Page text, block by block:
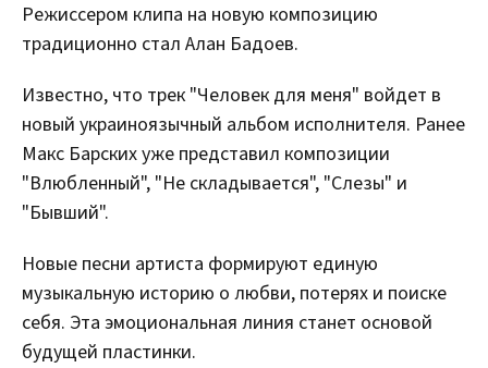
Режиссером клипа на новую композицию
традиционно стал Алан Бадоев.
Известно, что трек "Человек для меня" войдет в
новый украиноязычный альбом исполнителя. Ранее
Макс Барских уже представил композиции
"Влюбленный", "Не складывается", "Слезы" и
"Бывший".
Новые песни артиста формируют единую
музыкальную историю о любви, потерях и поиске
себя. Эта эмоциональная линия станет основой
будущей пластинки.